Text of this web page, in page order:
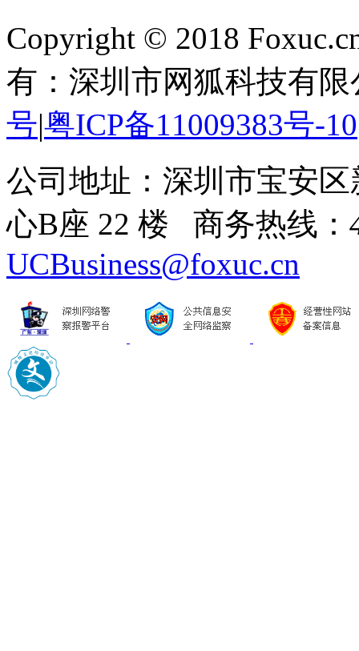
Copyright © 2018
有：深圳市网狐科技有限
号|粤ICP备11009383号-10
公司地址：深圳市宝安
心B座 22 楼 商务热线：
UCBusiness@foxuc.cn